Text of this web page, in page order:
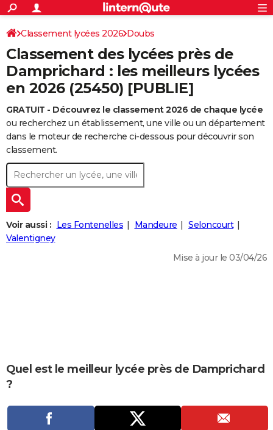
ACTUALITÉS
Politique
Société
Faits Divers
Education
Monde
Villes
+
SPORT
Coupe du monde 2026
Football
Tennis
Cyclisme
Rugby
Forum
Programme TV
TNT
Streaming
Cinéma
Sorties cinéma
Musique
+
FINANCE
Retraite
Impôts
Epargne
Immobilier
Risques naturels par ville
Banque
Assurance
Crédit
AUTO
Essais
Réserver un essai
Citadines
Berlines
SUV
Forum auto
+
HIGH-TECH
BRICOLAGE
Forum
Aménagement intérieur
Extérieur
Cuisine
Salle de bains
Jardinage
Rangement
+WEEK-END
Guides de France
Escapades
Patrimoine
Expositions
Musées
Week-end nature
+
LIFESTYLE
Art de vivre
Bien-être
Loisirs
Mode
Modes de vie
+SANTE
Carte de Noël
Carte Bonne année
Carte Saint-Valentin
Carte Pâques
Carte d'anniversaire
DICTIONNAIRE
Dictionnaire
Biographies
Citations
Expressions
Proverbes
PROGRAMME TV
S'inscrire
Connexion
Classement lycées 2026 Doubs
Classement des lycées près de
Damprichard : les meilleurs lycées
en 2026 (25450) [PUBLIE]
GRATUIT - Découvrez le classement 2026 de chaque lycée
ou recherchez un établissement, une ville ou un département
dans le moteur de recherche ci-dessous pour découvrir son
classement.
Voir aussi : Les Fontenelles Mandeure
Seloncourt
Valentigney
Mise à jour le 03/04/26
Quel est le meilleur lycée près de Damprichard
?